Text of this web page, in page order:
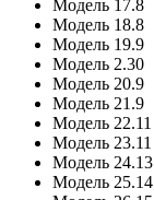
Модель 17.8
Модель 18.8
Модель 19.9
Модель 2.30
Модель 20.9
Модель 21.9
Модель 22.11
Модель 23.11
Модель 24.13
Модель 25.14